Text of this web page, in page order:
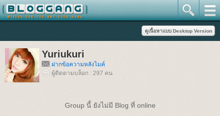
Yuriukuri
ฝากข้อความหลังไมค์
ผู้ติดตามบล็อก : 297 คน
Group นี้ ยังไม่มี Blog ที่ online